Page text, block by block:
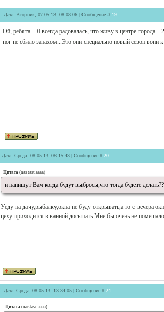
Дата: Вторник, 07.05.13, 08:08:06 | Сообщение # 19
Ой, ребята... Я всегда радовалась, что живу в центре
ног не сбило запахом...Это они специально новый сезон вони
Дата: Среда, 08.05.13, 08:15:43 | Сообщение # 20
Цитата (nastasuaaaa)
и напишут Вам когда будут выбросы,что тогда будете
Уеду на дачу,рыбалку,окна не буду открывать,а то с вечера
цеху-приходится в ванной досыпать.Мне бы очень не помешало
Дата: Среда, 08.05.13, 13:34:05 | Сообщение # 21
Цитата (nastasuaaaa)